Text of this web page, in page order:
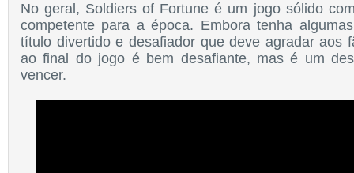
No geral, Soldiers of Fortune é um jogo sólido
competente para a época. Embora tenha
título divertido e desafiador que deve agradar aos
ao final do jogo é bem desafiante, mas é um
vencer.